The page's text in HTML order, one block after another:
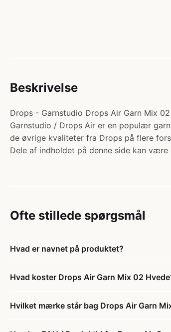
Beskrivelse
Drops - Garnstudio Drops Air Garn Mix
Garnstudio / Drops Air er en populær
de øvrige kvaliteter fra Drops på flere
Dele af indholdet på denne side kan
Ofte stillede spørgsmål
Hvad er navnet på produktet?
Hvad koster Drops Air Garn Mix 02
Hvilket mærke står bag Drops Air Garn